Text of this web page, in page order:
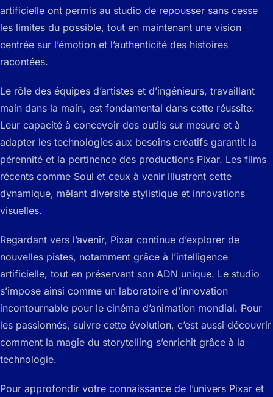
artificielle ont permis au studio de repousser sans cesse
les limites du possible, tout en maintenant une vision
centrée sur l’émotion et l’authenticité des histoires
racontées.
Le rôle des équipes d’artistes et d’ingénieurs, travaillant
main dans la main, est fondamental dans cette réussite.
Leur capacité à concevoir des outils sur mesure et à
adapter les technologies aux besoins créatifs garantit la
pérennité et la pertinence des productions Pixar. Les films
récents comme Soul et ceux à venir illustrent cette
dynamique, mêlant diversité stylistique et innovations
visuelles.
Regardant vers l’avenir, Pixar continue d’explorer de
nouvelles pistes, notamment grâce à l’intelligence
artificielle, tout en préservant son ADN unique. Le studio
s’impose ainsi comme un laboratoire d’innovation
incontournable pour le cinéma d’animation mondial. Pour
les passionnés, suivre cette évolution, c’est aussi découvrir
comment la magie du storytelling s’enrichit grâce à la
technologie.
Pour approfondir votre connaissance de l’univers Pixar et